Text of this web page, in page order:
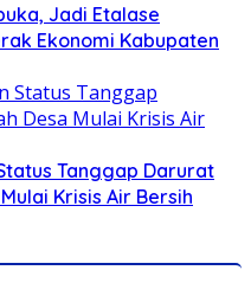
Jadi Etalase
Ekonomi Kabupaten
Tanggap Darurat
Krisis Air Bersih